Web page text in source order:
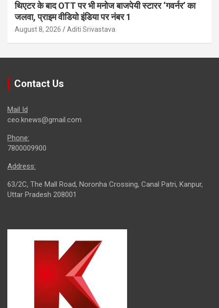
थिएटर के बाद OTT पर भी मनोज बाजपेयी स्टारर ‘गवर्नर’ का
जलवा, प्राइम वीडियो इंडिया पर नंबर 1
August 8, 2026 Aditi Srivastava
Contact Us
Mail Id
ceo.knews@gmail.com
Phone:
7800009900
Address:
63/2C, The Mall Road, Noronha Crossing, Canal Patri, Kanpur,
Uttar Pradesh 208001